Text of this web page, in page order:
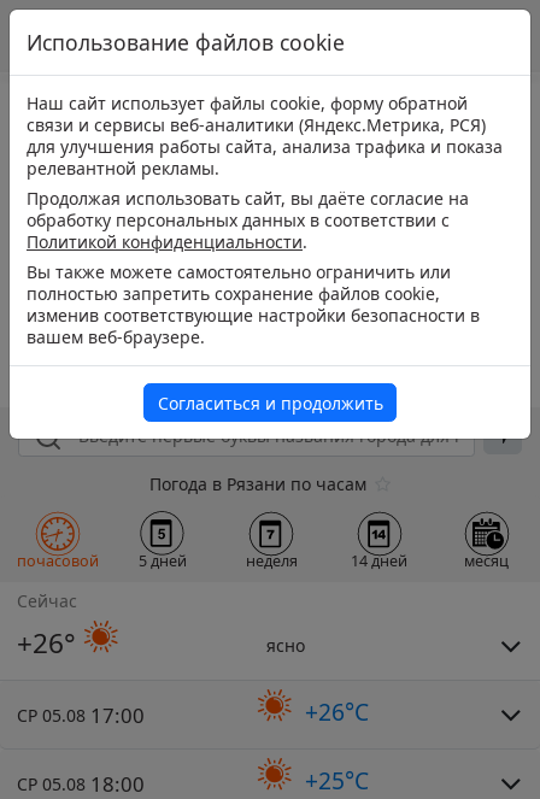
Погода в Рязани по часам
почасовой 5 дней неделя 14 дней месяц
Сейчас
+26° ясно
СР 05.08 17:00 +26°C
СР 05.08 18:00 +25°C
Использование файлов cookie
Наш сайт использует файлы cookie, форму обратной
связи и сервисы веб-аналитики (Яндекс.Метрика, РСЯ)
для улучшения работы сайта, анализа трафика и показа
релевантной рекламы.
Продолжая использовать сайт, вы даёте согласие на
обработку персональных данных в соответствии с
Политикой конфиденциальности.
Вы также можете самостоятельно ограничить или
полностью запретить сохранение файлов cookie,
изменив соответствующие настройки безопасности в
вашем веб-браузере.
Согласиться и продолжить